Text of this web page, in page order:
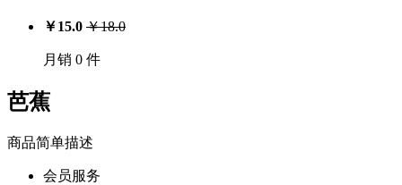
￥15.0 ￥18.0
月销 0 件
芭蕉
商品简单描述
会员服务